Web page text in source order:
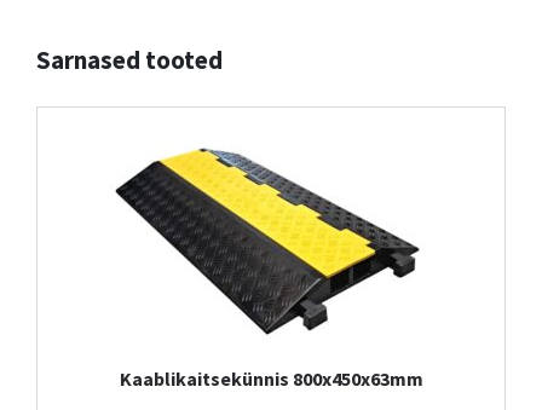
Sarnased tooted
Kaablikaitsekünnis 800x450x63mm